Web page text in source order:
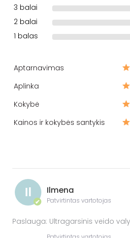
3 balai
2 balai
1 balas
Aptarnavimas
Aplinka
Kokybė
Kainos ir kokybės santykis
Il
✔
Ilmena
Patvirtintas vartotojas
Paslauga: Ultragarsinis veido